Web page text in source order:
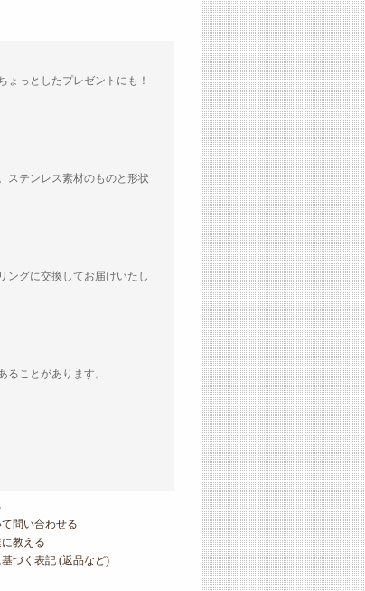
ょっとしたプレゼントにも！
ステンレス素材のものと形状
ングに交換してお届けいたし
ことがあります。
問い合わせる
教える
づく表記 (返品など)